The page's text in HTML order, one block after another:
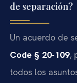
de separación?
Un acuerdo de
Code § 20-109,
todos los